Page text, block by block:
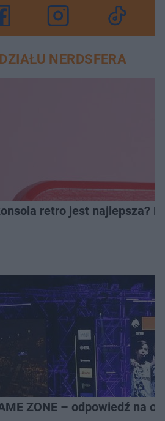
NERDSFERA
retro jest najlepsza?
ZONE – odpowiedź na